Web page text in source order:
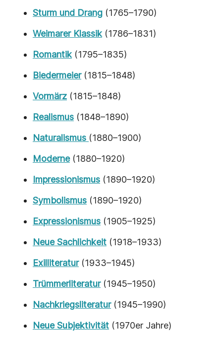
Sturm und Drang (1765–1790)
Weimarer Klassik (1786–1831)
Romantik (1795–1835)
Biedermeier (1815–1848)
Vormärz (1815–1848)
Realismus (1848–1890)
Naturalismus (1880–1900)
Moderne(1880–1920)
Impressionismus (1890–1920)
Symbolismus (1890–1920)
Expressionismus (1905–1925)
Neue Sachlichkeit (1918–1933)
Exilliteratur(1933–1945)
Trümmerliteratur(1945–1950)
Nachkriegsliteratur(1945–1990)
Neue Subjektivität (1970er Jahre)